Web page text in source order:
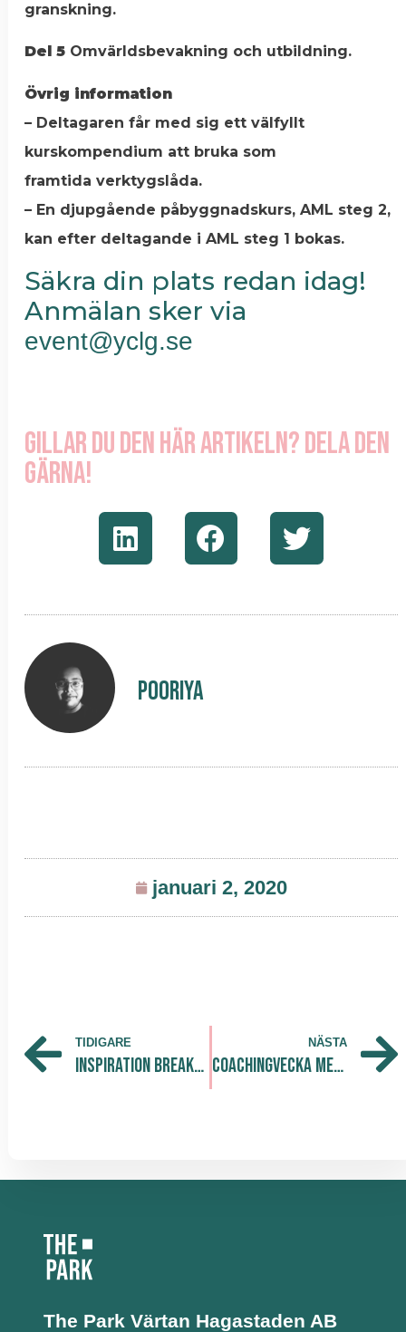
granskning.
Del 5 Omvärldsbevakning och utbildning.
Övrig information
– Deltagaren får med sig ett välfyllt
kurskompendium att bruka som
framtida verktygslåda.
– En djupgående påbyggnadskurs, AML steg 2,
kan efter deltagande i AML steg 1 bokas.
Säkra din plats redan idag!
Anmälan sker via
event@yclg.se
Gillar du den här artikeln? Dela den
gärna!
Pooriya
januari 2, 2020
TIDIGARE
Inspiration Breakfast @ The Park – Anna Kinberg Batra – 12/12-19
NÄSTA
Coachingvecka med Susann Sjöbom, The Park Södra
The Park Värtan Hagastaden AB